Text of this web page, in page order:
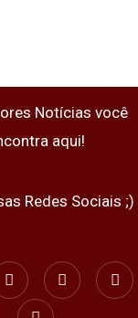
Notícias você
aqui!
Redes Sociais ;)
F
a
c
X
-
t
Y
o
u
W
a
t